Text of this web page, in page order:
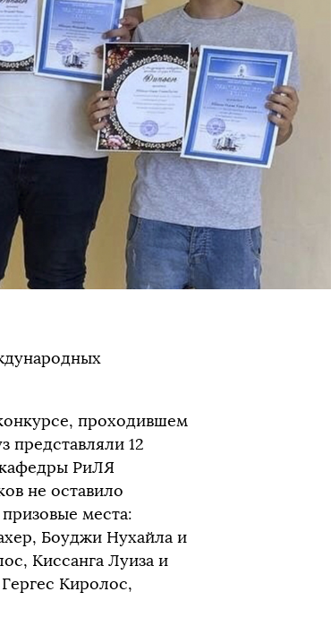
проходившем
12
кафедры РиЛЯ
не оставило
места:
Боуджи Нухайла и
Киссанга Луиза и
Киролос,